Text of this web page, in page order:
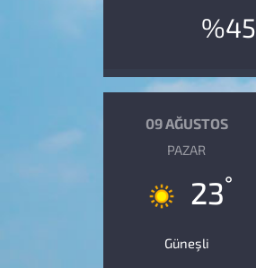
%45
09 AĞUSTOS
PAZAR
23°
Güneşli